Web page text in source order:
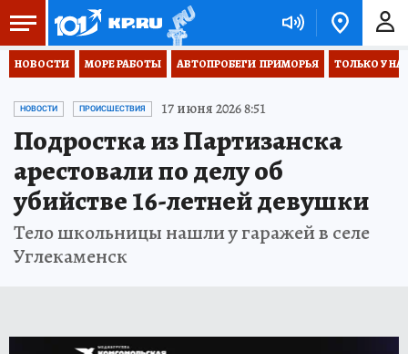
НОВОСТИ МОРЕ РАБОТЫ АВТОПРОБЕГИ  ПРИМОРЬЯ ТОЛЬКО У
НОВОСТИ ПРОИСШЕСТВИЯ 17 июня 2026 8:51
Подростка из Партизанска
арестовали по делу об
убийстве 16-летней девушки
Тело школьницы нашли у гаражей в селе
Углекаменск